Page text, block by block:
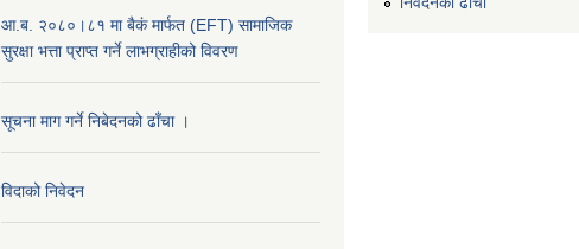
आ.ब. २०८०।८१ मा बैकं मार्फत (EFT) सामाजिक
सुरक्षा भत्ता प्राप्त गर्ने लाभग्राहीको विवरण
सूचना माग गर्ने निबेदनको ढाँचा ।
विदाको निवेदन